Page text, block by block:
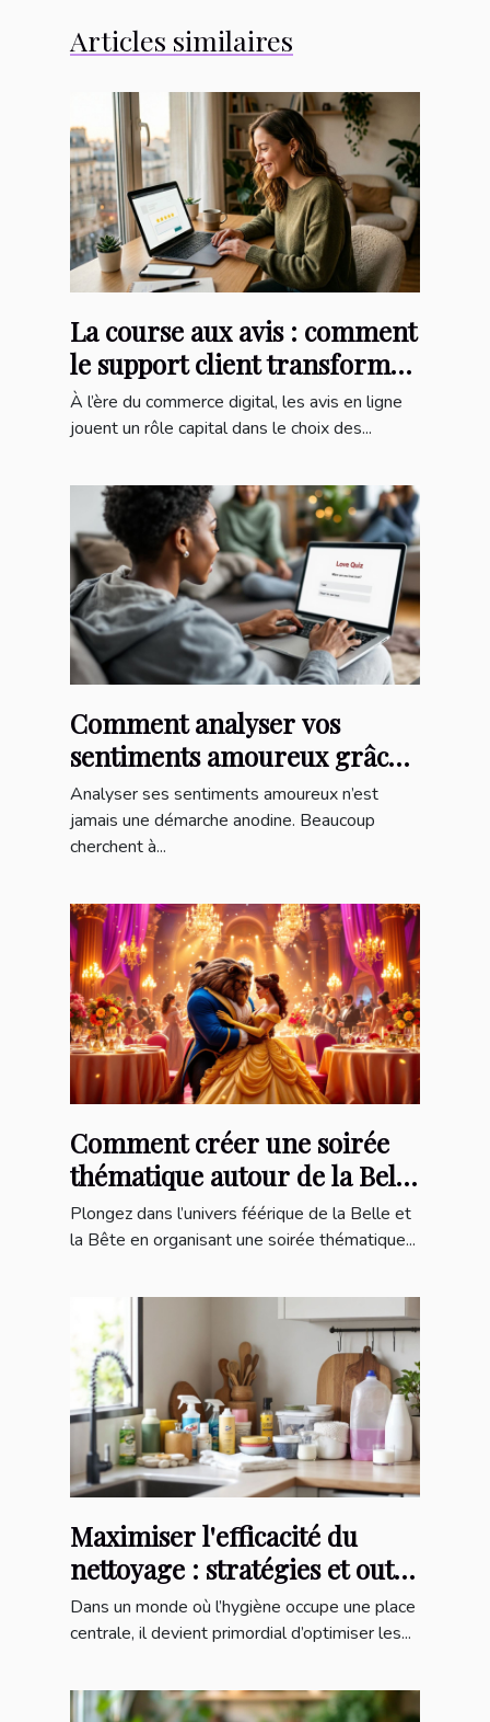
Articles similaires
La course aux avis : comment
le support client transforme
l’expérience d’achat en ligne
À l’ère du commerce digital, les avis en ligne
jouent un rôle capital dans le choix des...
Comment analyser vos
sentiments amoureux grâce
à un quiz en ligne ?
Analyser ses sentiments amoureux n’est
jamais une démarche anodine. Beaucoup
cherchent à...
Comment créer une soirée
thématique autour de la Belle
et la Bête ?
Plongez dans l’univers féérique de la Belle et
la Bête en organisant une soirée thématique...
Maximiser l'efficacité du
nettoyage : stratégies et outils
essentiels
Dans un monde où l’hygiène occupe une place
centrale, il devient primordial d’optimiser les...